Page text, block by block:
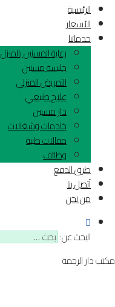
الرئيسية
الآسعار
خدماتنا
رعاية المسنين بالمنزل
جليسة مسنين
التمريض المنزلي
علاج طبيعي
دار مسنين
خادمات وشغالات
مقالات طبية
وظائف
طرق الدفع
أتصل بنا
من نحن
البحث عن:
مكتب دار الرحمة